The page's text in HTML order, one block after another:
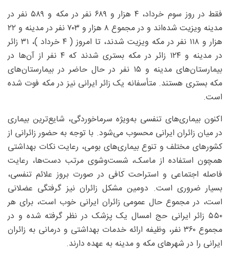
فقط در روز سوم خرداد، ۴ هزار و ۶۸۹ نفر در مکه و ۵۸۹ نفر در
مدینه ویزیت شده‌اند و در مجموع ۸ هزار و ۷۰۳ نفر در مدینه و ۲۲
هزار و ۱۱۸ نفر در مکه ویزیت شدند، تا امروز ( ۴ خرداد )، ۳۱ زائر
در مدینه و ۱۲۴ زائر در مکه بستری شدند که ۴ نفر از آن‌ها در
بیمارستان‌های مدینه و ۱۵ نفر در حال حاضر در بیمارستان‌های
مکه بستری هستند. متأسفانه یک زائر ایرانی نیز در مکه فوت شده
است.
اکنون بیماری‌های تنفسی به‌ویژه سرماخوردگی، شایع‌ترین بیماری
در میان زائران ایرانی محسوب می‌شود. با توجه به حضور زائرانی از
کشورهای مختلف و تنوع بیماری‌های بومی، رعایت نکات بهداشتی
همچون استفاده از ماسک، شست‌وشوی مرتب دست‌ها، رعایت
فاصله اجتماعی و استراحت کافی در صورت بروز علائم تنفسی،
بسیار ضروری است. دومین مشکل زائران نیز گرفتگی عضلانی
است، در مجموع حال عمومی زائران ایرانی خوب است، برای هر
۵۵۰ زائر ایرانی حج امسال یک پزشک در نظر گرفته شده و در
مجموع ۳۶۰ نفر، وظیفه ارائه خدمات بهداشتی و درمانی به زائران
ایرانی را در شهرهای مکه و مدینه به عهده دارند.